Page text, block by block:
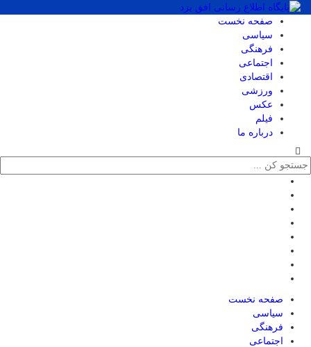
صفحه نخست
سیاسی
فرهنگی
اجتماعی
اقتصادی
ورزشی
عکس
فیلم
درباره ما
صفحه نخست
سیاسی
فرهنگی
اجتماعی